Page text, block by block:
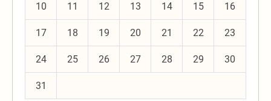
10 11 12 13 14 15 16
17 18 19 20 21 22 23
24 25 26 27 28 29 30
31